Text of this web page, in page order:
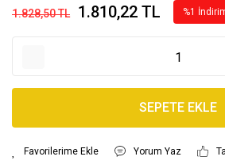
1.828,50 TL 1.810,22 TL %1
SEPETE EKLE
Yorum Yaz